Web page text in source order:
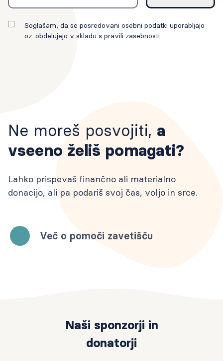
Soglašam, da se posredovani osebni podatki uporabljajo
oz. obdelujejo v skladu s pravili zasebnosti
Ne moreš posvojiti, a
vseeno želiš pomagati?
Lahko prispevaš finančno ali materialno
donacijo, ali pa podariš svoj čas, voljo in srce.
Več o pomoči zavetišču
Naši sponzorji in
donatorji